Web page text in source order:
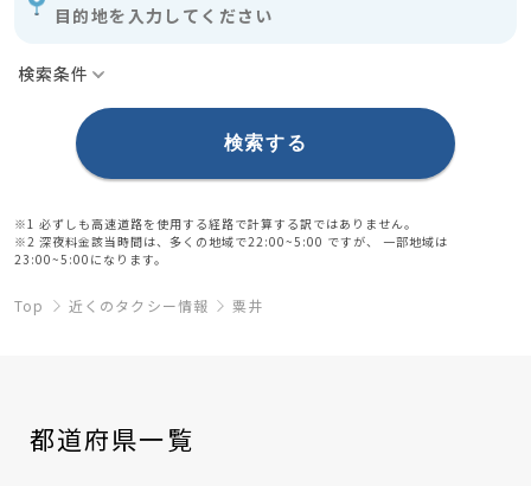
目的地を入力してください
検索条件
有料道路を使用する※1
深夜割増 (22:00〜翌5:00)※2
検索する
※1 必ずしも高速道路を使用する経路で計算する訳ではありません。
※2 深夜料金該当時間は、多くの地域で22:00~5:00 ですが、 一部地域は
23:00~5:00になります。
Top 近くのタクシー情報 粟井
都道府県一覧